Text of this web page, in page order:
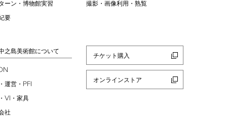
ーン・博物館実習
要
撮影・画像利用・熟覧
之島美術館について
運営・ PFI
VI ・家具
社
チケット購入
オンラインストア